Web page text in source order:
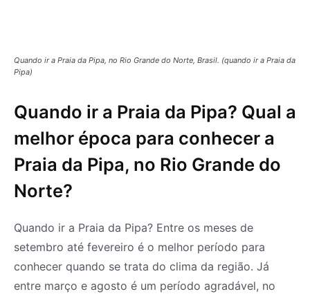
Quando ir a Praia da Pipa, no Rio Grande do Norte, Brasil. (quando ir a Praia da
Pipa)
Quando ir a Praia da Pipa? Qual a
melhor época para conhecer a
Praia da Pipa, no Rio Grande do
Norte?
Quando ir a Praia da Pipa? Entre os meses de
setembro até fevereiro é o melhor período para
conhecer quando se trata do clima da região. Já
entre março e agosto é um período agradável, no